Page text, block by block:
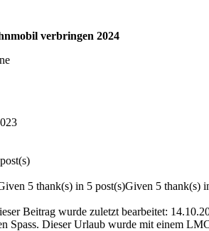
verbringen 2024
5 thank(s) in 5 post(s)Given 5 thank(s)
Beitrag wurde zuletzt bearbeitet:
Spass. Dieser Urlaub wurde mit einem